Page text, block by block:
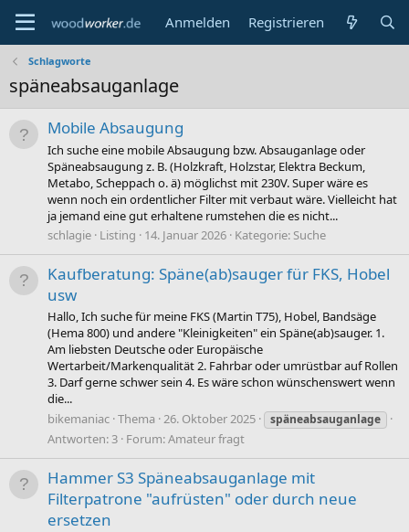
Anmelden Registrieren
Schlagworte
späneabsauganlage
Mobile Absaugung
Ich suche eine mobile Absaugung bzw. Absauganlage oder
Späneabsaugung z. B. (Holzkraft, Holzstar, Elektra Beckum,
Metabo, Scheppach o. ä) möglichst mit 230V. Super wäre es
wenn noch ein ordentlicher Filter mit verbaut wäre. Vielleicht hat
ja jemand eine gut erhaltene rumstehen die es nicht...
schlagie Listing 14. Januar 2026 Kategorie: Suche
Kaufberatung: Späne(ab)sauger für FKS, Hobel
usw
Hallo, Ich suche für meine FKS (Martin T75), Hobel, Bandsäge
(Hema 800) und andere "Kleinigkeiten" ein Späne(ab)sauger. 1.
Am liebsten Deutsche oder Europäische
Wertarbeit/Markenqualität 2. Fahrbar oder umrüstbar auf Rollen
3. Darf gerne schwer sein 4. Es wäre schon wünschenswert wenn
die...
bikemaniac Thema 26. Oktober 2025 späneabsauganlage
Antworten: 3 Forum:Amateur fragt
Hammer S3 Späneabsauganlage mit
Filterpatrone "aufrüsten" oder durch neue
ersetzen